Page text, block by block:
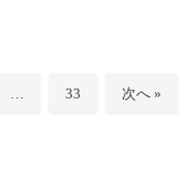
33 次へ »